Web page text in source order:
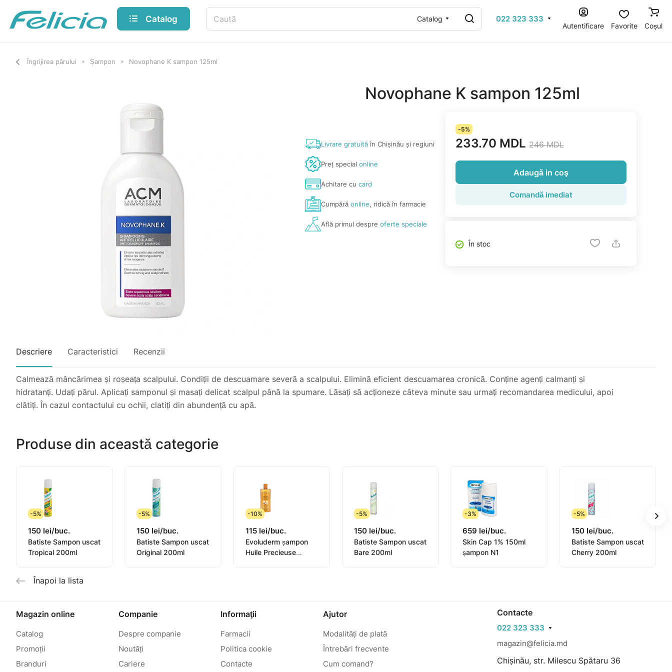
Catalog Catalog 022 323 333
Autentificare Favorite Coșul
Îngrijirea părului Șampon Novophane K sampon 125ml
Novophane K sampon 125ml
Livrare gratuităîn Chișinău și regiuni
Preț specialonline
Achitare cucard
Cumpărăonline, ridică în farmacie
Află primul despreoferte speciale
-5%
233.70 MDL 246 MDL
Adaugă in coş
Comandă imediat
În stoc
Descriere Caracteristici Recenzii
Calmează mâncărimea și roșeața scalpului. Condiții de descuamare severă a scalpului. Elimină eficient descuamarea cronică. Conține agenți calmanți și
hidratanți. Udați părul. Aplicați samponul și masați delicat scalpul până la spumare. Lăsați să acționeze câteva minute sau urmați recomandarea medicului, apoi
clătiți. În cazul contactului cu ochii, clatiți din abundență cu apă.
Produse din această categorie
-5%
150 lei/buc.
Batiste Sampon uscat
Tropical 200ml
-5%
150 lei/buc.
Batiste Sampon uscat
Original 200ml
-10%
115 lei/buc.
Evoluderm șampon
Huile Precieuse
-5%
150 lei/buc.
Batiste Sampon uscat
Bare 200ml
-3%
659 lei/buc.
Skin Cap 1% 150ml
șampon N1
-5%
150 lei/buc.
Batiste Sampon uscat
Cherry 200ml
Înapoi la lista
Magazin online
Catalog
Promoții
Branduri
Companie
Despre companie
Noutăți
Cariere
Informaţii
Farmacii
Politica cookie
Contacte
Ajutor
Modalități de plată
Întrebări frecvente
Cum comand?
Contacte
022 323 333
magazin@felicia.md
Chișinău, str. Milescu Spătaru 36